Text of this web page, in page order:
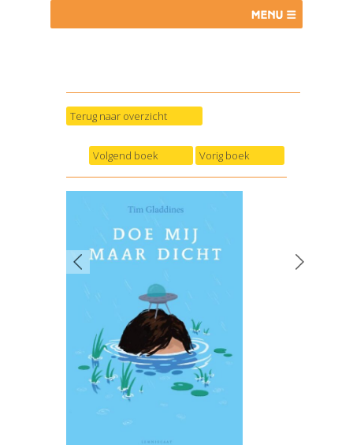
Terug naar overzicht
Volgend boek Vorig boek